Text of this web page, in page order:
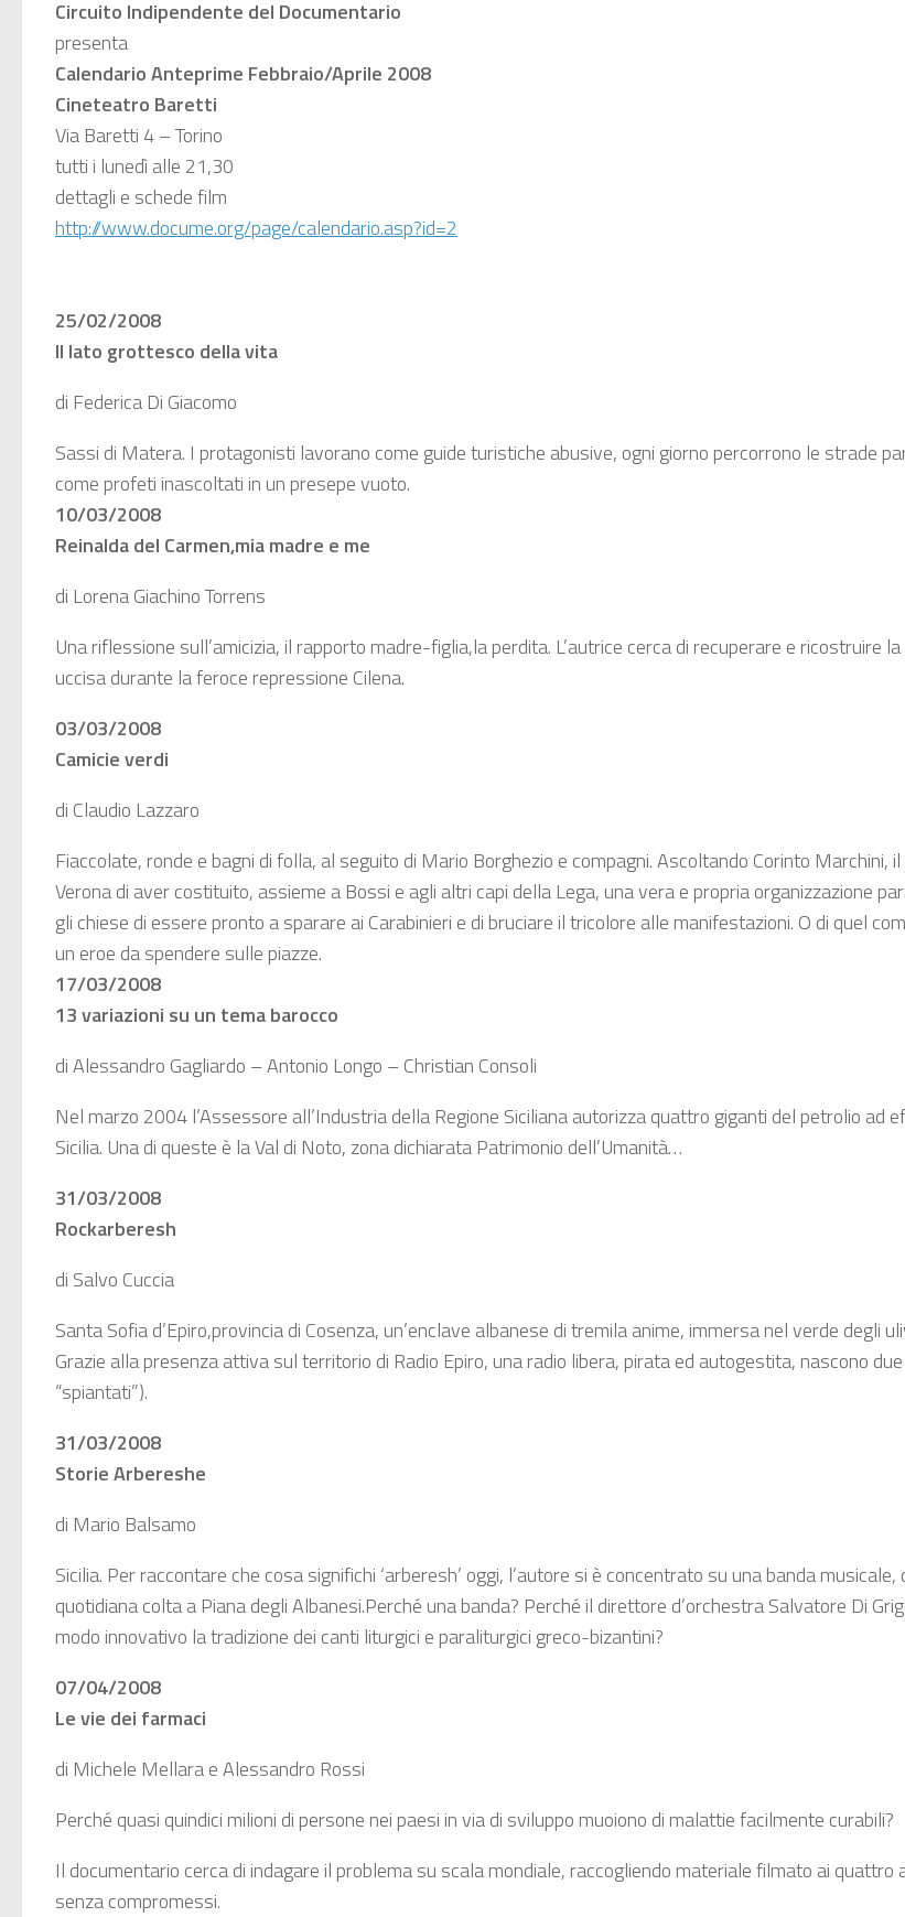
Circuito Indipendente del Documentario
presenta
Calendario Anteprime Febbraio/Aprile 2008
Cineteatro Baretti
Via Baretti 4 – Torino
tutti i lunedì alle 21,30
dettagli e schede film
http://www.docume.org/page/calendario.asp?id=2
25/02/2008
Il lato grottesco della vita
di Federica Di Giacomo
Sassi di Matera. I protagonisti lavorano come guide turistiche abusive, ogni giorno percorrono le strade
come profeti inascoltati in un presepe vuoto.
10/03/2008
Reinalda del Carmen,mia madre e me
di Lorena Giachino Torrens
Una riflessione sull’amicizia, il rapporto madre-figlia,la perdita. L’autrice cerca di recuperare e ricostruire
uccisa durante la feroce repressione Cilena.
03/03/2008
Camicie verdi
di Claudio Lazzaro
Fiaccolate, ronde e bagni di folla, al seguito di Mario Borghezio e compagni. Ascoltando Corinto Marchini,
Verona di aver costituito, assieme a Bossi e agli altri capi della Lega, una vera e propria organizzazione
gli chiese di essere pronto a sparare ai Carabinieri e di bruciare il tricolore alle manifestazioni. O di quel
un eroe da spendere sulle piazze.
17/03/2008
13 variazioni su un tema barocco
di Alessandro Gagliardo – Antonio Longo – Christian Consoli
Nel marzo 2004 l’Assessore all’Industria della Regione Siciliana autorizza quattro giganti del petrolio
Sicilia. Una di queste è la Val di Noto, zona dichiarata Patrimonio dell’Umanità…
31/03/2008
Rockarberesh
di Salvo Cuccia
Santa Sofia d’Epiro,provincia di Cosenza, un’enclave albanese di tremila anime, immersa nel verde degli
Grazie alla presenza attiva sul territorio di Radio Epiro, una radio libera, pirata ed autogestita, nascono
“spiantati”).
31/03/2008
Storie Arbereshe
di Mario Balsamo
Sicilia. Per raccontare che cosa significhi ‘arberesh’ oggi, l’autore si è concentrato su una banda
quotidiana colta a Piana degli Albanesi.Perché una banda? Perché il direttore d’orchestra Salvatore Di
modo innovativo la tradizione dei canti liturgici e paraliturgici greco-bizantini?
07/04/2008
Le vie dei farmaci
di Michele Mellara e Alessandro Rossi
Perché quasi quindici milioni di persone nei paesi in via di sviluppo muoiono di malattie facilmente curabili?
Il documentario cerca di indagare il problema su scala mondiale, raccogliendo materiale filmato ai
senza compromessi.